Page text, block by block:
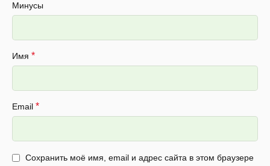
Минусы
Имя *
Email *
Сохранить моё имя, email и адрес сайта в этом браузере